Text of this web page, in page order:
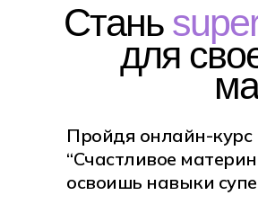
Стань
Пройдя онлайн-курс
“Счастливое
освоишь навыки
для